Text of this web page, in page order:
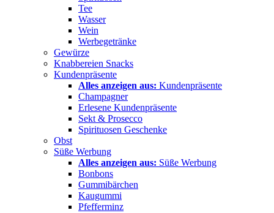
Tee
Wasser
Wein
Werbegetränke
Gewürze
Knabbereien Snacks
Kundenpräsente
Alles anzeigen aus: Kundenpräsente
Champagner
Erlesene Kundenpräsente
Sekt & Prosecco
Spirituosen Geschenke
Obst
Süße Werbung
Alles anzeigen aus: Süße Werbung
Bonbons
Gummibärchen
Kaugummi
Pfefferminz